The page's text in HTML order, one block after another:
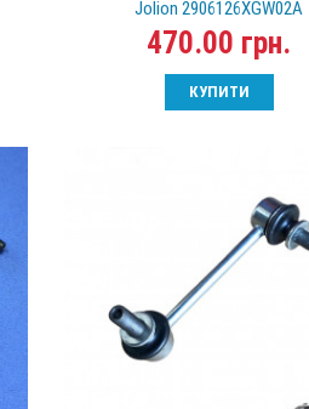
Jolion 2906126XGW02A
470.00 грн.
КУПИТИ